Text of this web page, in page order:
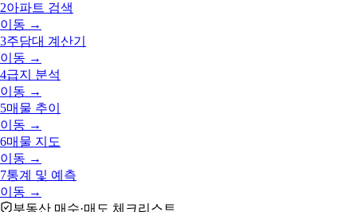
2아파트 검색
이동 →
3주담대 계산기
이동 →
4급지 분석
이동 →
5매물 추이
이동 →
6매물 지도
이동 →
7통계 및 예측
이동 →
부동산 매수·매도 체크리스트